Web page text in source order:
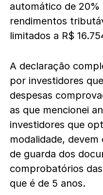
automático de
rendimentos
limitados a R$
A declaração
por investidores
despesas
as que mencionei
investidores que
modalidade,
de guarda dos
comprobatórios
que é de 5 anos.